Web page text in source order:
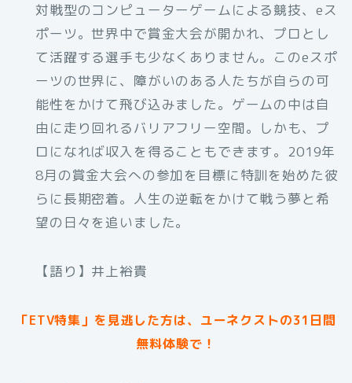
対戦型のコンピューターゲームによる競技、eス
ポーツ。世界中で賞金大会が開かれ、プロとし
て活躍する選手も少なくありません。このeスポ
ーツの世界に、障がいのある人たちが自らの可
能性をかけて飛び込みました。ゲームの中は自
由に走り回れるバリアフリー空間。しかも、プ
ロになれば収入を得ることもできます。2019年
8月の賞金大会への参加を目標に特訓を始めた彼
らに長期密着。人生の逆転をかけて戦う夢と希
望の日々を追いました。
【語り】井上裕貴
「ETV特集」を見逃した方は、ユーネクストの31日間
無料体験で！